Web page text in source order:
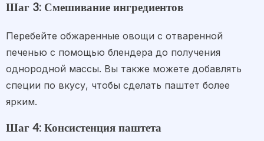
Шаг 3: Смешивание ингредиентов
Перебейте обжаренные овощи с отваренной
печенью с помощью блендера до получения
однородной массы. Вы также можете добавлять
специи по вкусу, чтобы сделать паштет более
ярким.
Шаг 4: Консистенция паштета